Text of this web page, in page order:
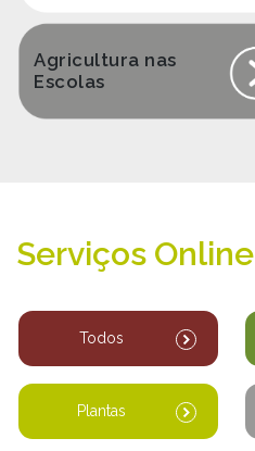
Agricultura nas
Escolas
Serviços Online
Todos
Plantas